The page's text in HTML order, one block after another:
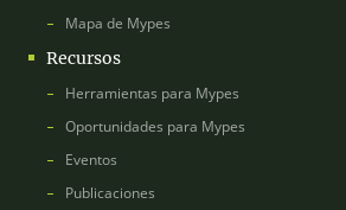
Mapa de Mypes
Recursos
Herramientas para Mypes
Oportunidades para Mypes
Eventos
Publicaciones